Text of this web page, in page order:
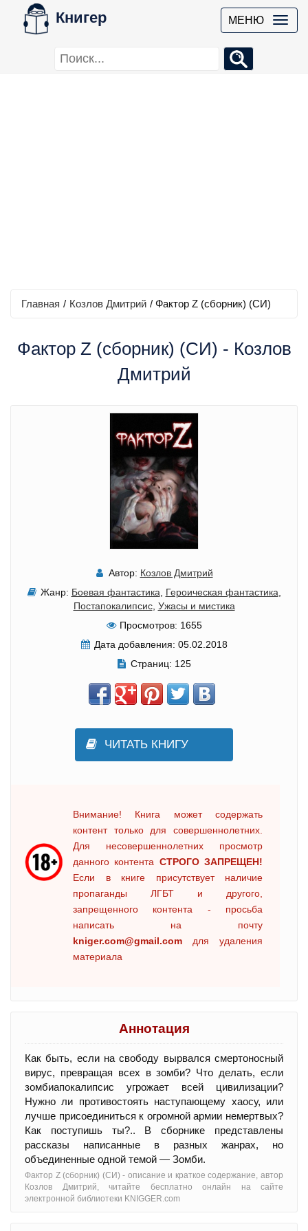
Книгер МЕНЮ
Главная / Козлов Дмитрий / Фактор Z (сборник) (СИ)
Фактор Z (сборник) (СИ) - Козлов
Дмитрий
Автор: Козлов Дмитрий
Жанр: Боевая фантастика Героическая фантастика
Постапокалипсис, Ужасы и мистика
Просмотров: 1655
Дата добавления: 05.02.2018
Страниц: 125
ЧИТАТЬ КНИГУ
Внимание! Книга может содержать
контент только для совершеннолетних.
Для несовершеннолетних просмотр
данного контента СТРОГО ЗАПРЕЩЕН!
Если в книге присутствует наличие
пропаганды ЛГБТ и другого,
запрещенного контента - просьба
написать на почту
kniger.com@gmail.com для удаления
материала
Аннотация
Как быть, если на свободу вырвался смертоносный
вирус, превращая всех в зомби? Что делать, если
зомбиапокалипсис угрожает всей цивилизации?
Нужно ли противостоять наступающему хаосу, или
лучше присоединиться к огромной армии немертвых?
Как поступишь ты?.. В сборнике представлены
рассказы написанные в разных жанрах, но
объединенные одной темой — Зомби.
Фактор Z (сборник) (СИ) - oписание и краткое содержание, автор
Козлов Дмитрий, читайте бесплатно онлайн на сайте
электронной библиотеки KNIGGER.com